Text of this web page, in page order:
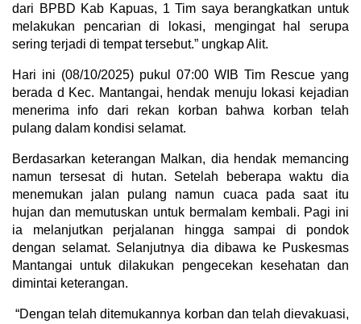
dari BPBD Kab Kapuas, 1 Tim saya berangkatkan untuk
melakukan pencarian di lokasi, mengingat hal serupa
sering terjadi di tempat tersebut.” ungkap Alit.
Hari ini (08/10/2025) pukul 07:00 WIB Tim Rescue yang
berada d Kec. Mantangai, hendak menuju lokasi kejadian
menerima info dari rekan korban bahwa korban telah
pulang dalam kondisi selamat.
Berdasarkan keterangan Malkan, dia hendak memancing
namun tersesat di hutan. Setelah beberapa waktu dia
menemukan jalan pulang namun cuaca pada saat itu
hujan dan memutuskan untuk bermalam kembali. Pagi ini
ia melanjutkan perjalanan hingga sampai di pondok
dengan selamat. Selanjutnya dia dibawa ke Puskesmas
Mantangai untuk dilakukan pengecekan kesehatan dan
dimintai keterangan.
“Dengan telah ditemukannya korban dan telah dievakuasi,